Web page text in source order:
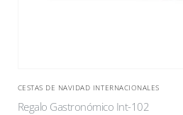
CESTAS DE NAVIDAD INTERNACIONALES
Regalo Gastronómico Int-102